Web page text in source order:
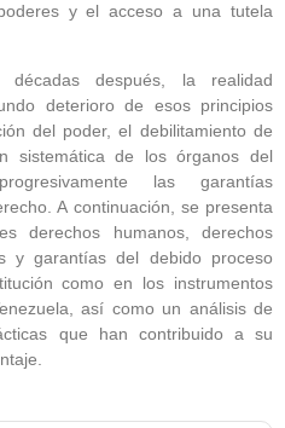
y el acceso a una tutela
después, la realidad
deterioro de esos principios
del poder, el debilitamiento de
sistemática de los órganos del
las garantías
A continuación, se presenta
derechos humanos, derechos
y garantías del debido proceso
como en los instrumentos
así como un análisis de
que han contribuido a su